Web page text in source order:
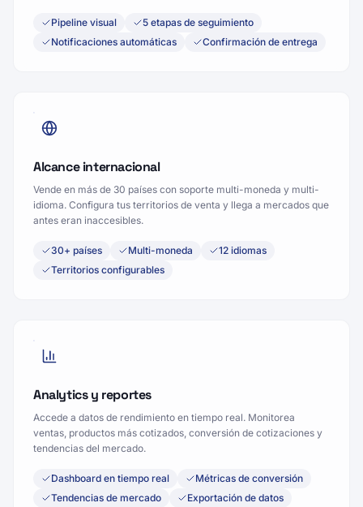
Pipeline visual
5 etapas de seguimiento
Notificaciones automáticas
Confirmación de entrega
Alcance internacional
Vende en más de 30 países con soporte multi-moneda y multi-
idioma. Configura tus territorios de venta y llega a mercados que
antes eran inaccesibles.
30+ países Multi-moneda
12 idiomas
Territorios configurables
Analytics y reportes
Accede a datos de rendimiento en tiempo real. Monitorea
ventas, productos más cotizados, conversión de cotizaciones y
tendencias del mercado.
Dashboard en tiempo real
Métricas de conversión
Tendencias de mercado
Exportación de datos